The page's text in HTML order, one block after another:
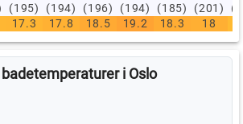
(195)
(194)
(196)
(194)
(185)
(201)
17.3 17.8 18.5 19.2 18.3 18
i Oslo